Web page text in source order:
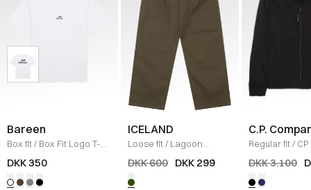
Bareen
Box fit/ Box Fit Logo T-
shirt /WHITE
DKK 350
ICELAND
Loose fit/ Lagoon
Bukser / OLIVE
DKK 600 DKK 299
C.P.
Regular fit/
Jakke
SORT
DKK 3.100